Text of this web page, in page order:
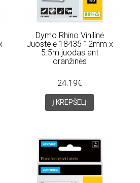
Dymo Rhino Vinilinė
Juostelė 18435 12mm x
5.5m juodas ant
oranžinės
24.19€
Į KREPŠELĮ